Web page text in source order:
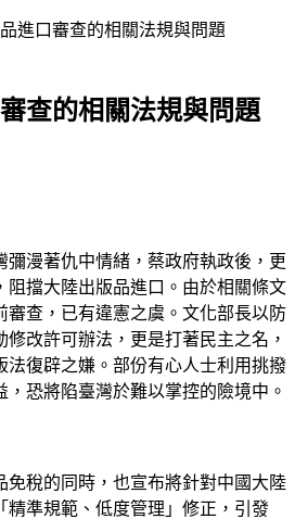
進口審查的相關法規與問題
查的相關法規與問題
彌漫著仇中情緒，蔡政府執政後，更
阻擋大陸出版品進口。由於相關條文
審查，已有違憲之虞。文化部長以防
改許可辦法，更是打著民主之名，
法復辟之嫌。部份有心人士利用挑撥
，恐將陷臺灣於難以掌控的險境中。
免稅的同時，也宣布將針對中國大陸
精準規範、低度管理」修正，引發